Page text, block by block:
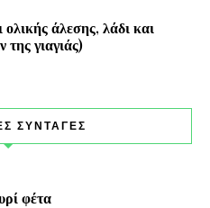
άλεσης, λάδι και
της γιαγιάς)
ΣΥΝΤΑΓΕΣ
φέτα